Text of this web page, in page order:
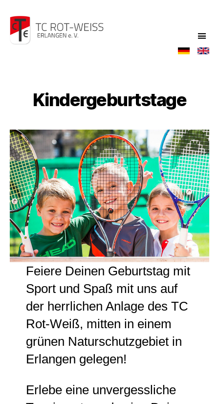
Kindergeburtstage
Feiere Deinen Geburtstag mit
Sport und Spaß mit uns auf
der herrlichen Anlage des TC
Rot-Weiß, mitten in einem
grünen Naturschutzgebiet in
Erlangen gelegen!
Erlebe eine unvergessliche